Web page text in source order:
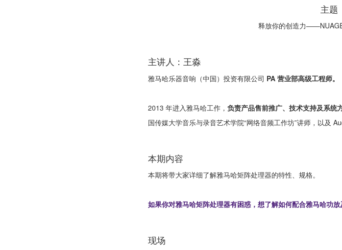
主题
释放你的创造力
主讲人：王淼
雅马哈乐器音响（中国）投资有限公司 PA 营业部高级工程师。
2013 年进入雅马哈工作， 负责产品售前推广、技术支持及系统
国传媒大学音乐与录音艺术学院“网络音频工作坊”讲师，以及
本期内容
本期将带大家详细了解雅马哈矩阵处理器的特性、规格。
如果你对雅马哈矩阵处理器有困惑，想了解如何配合雅马哈功
现场